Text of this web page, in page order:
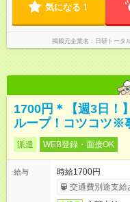
気になる！
掲載元企業名 日研トータ
1700円＊【週3日！
ループ！コツコツ※
派遣 WEB登録・面接OK
給与
時給1700円
交通費別途支給